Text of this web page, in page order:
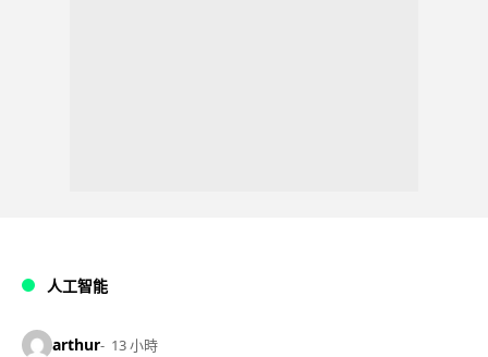
人工智能
arthur 13 小時